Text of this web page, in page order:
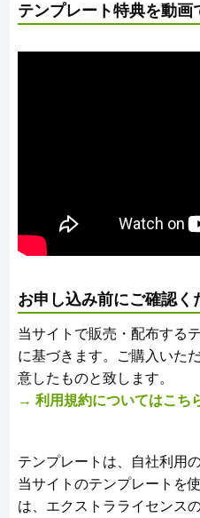
テンプレート特典を動画
お申し込み前にご確認く
当サイトで販売・配布する
に基づきます。ご購入いた
意したものと致します。
→ 利用規約についてはこち
テンプレートは、自社利用
当サイトのテンプレートを
は、エクストラライセンス